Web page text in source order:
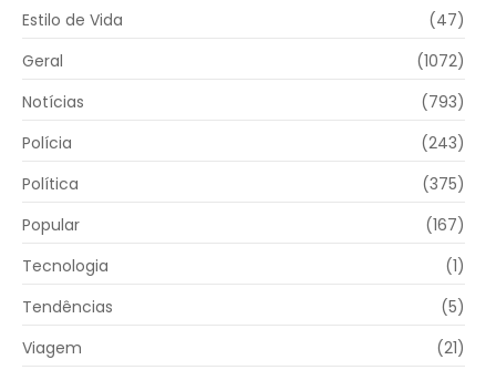
Estilo de Vida
(47)
Geral
(1072)
Notícias
(793)
Polícia
(243)
Política
(375)
Popular
(167)
Tecnologia
(1)
Tendências
(5)
Viagem
(21)